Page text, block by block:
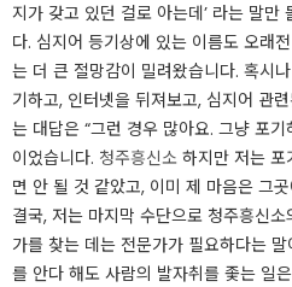
지가 갖고 있던 걸로 아는데’ 라는 말만
다. ​심지어 등기상에 있는 이름도 오래
는 더 큰 절망감이 밀려왔습니다. ​​혹시
기하고, 인터넷을 뒤져보고, 심지어 관
는 대답은 “그런 경우 많아요. 그냥 포
이었습니다. 청주흥신소 하지만 저는 포
면 안 될 것 같았고, 이미 제 마음은 그
결국, 저는 마지막 수단으로 청주흥신
가를 찾는 데는 전문가가 필요하다는
를 안다 해도 사람의 발자취를 좇는 일